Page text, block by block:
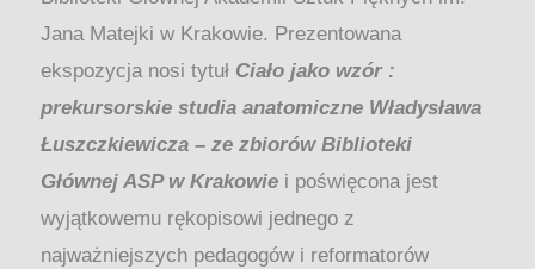
Jana Matejki w Krakowie. Prezentowana
ekspozycja nosi tytuł Ciało jako wzór :
prekursorskie studia anatomiczne Władysława
Łuszczkiewicza – ze zbiorów Biblioteki
Głównej ASP w Krakowie i poświęcona jest
wyjątkowemu rękopisowi jednego z
najważniejszych pedagogów i reformatorów